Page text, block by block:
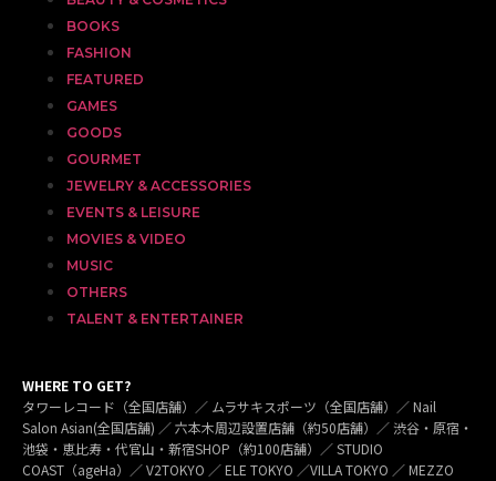
BOOKS
FASHION
FEATURED
GAMES
GOODS
GOURMET
JEWELRY & ACCESSORIES
EVENTS & LEISURE
MOVIES & VIDEO
MUSIC
OTHERS
TALENT & ENTERTAINER
WHERE TO GET?
タワーレコード（全国店舗）／ ムラサキスポーツ（全国店舗）／ Nail
Salon Asian(全国店舗) ／ 六本木周辺設置店舗（約50店舗）／ 渋谷・原宿・
池袋・恵比寿・代官山・新宿SHOP（約100店舗）／ STUDIO
COAST（ageHa）／ V2TOKYO ／ ELE TOKYO ／VILLA TOKYO ／ MEZZO